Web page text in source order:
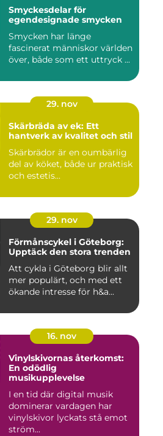
Smyckesdelar för
egendesignade smycken
Smycken har länge
fascinerat människor världen
över, både som ett uttryck ...
29. nov
Skärbräda av ek: Ett
hantverk av kvalitet och stil
Skärbrädor är en oumbärlig
del av köket, både ur praktisk
och estetis...
29. nov
Förmånscykel i Göteborg:
Upptäck den stora trenden
Att cykla i Göteborg blir allt
mer populärt, och med ett
ökande intresse för h&a...
16. nov
Vinylskivornas återkomst:
En odödlig
musikupplevelse
I en tid där digital musik
dominerar vardagen har
vinylskivor lyckats stå emot
ström...